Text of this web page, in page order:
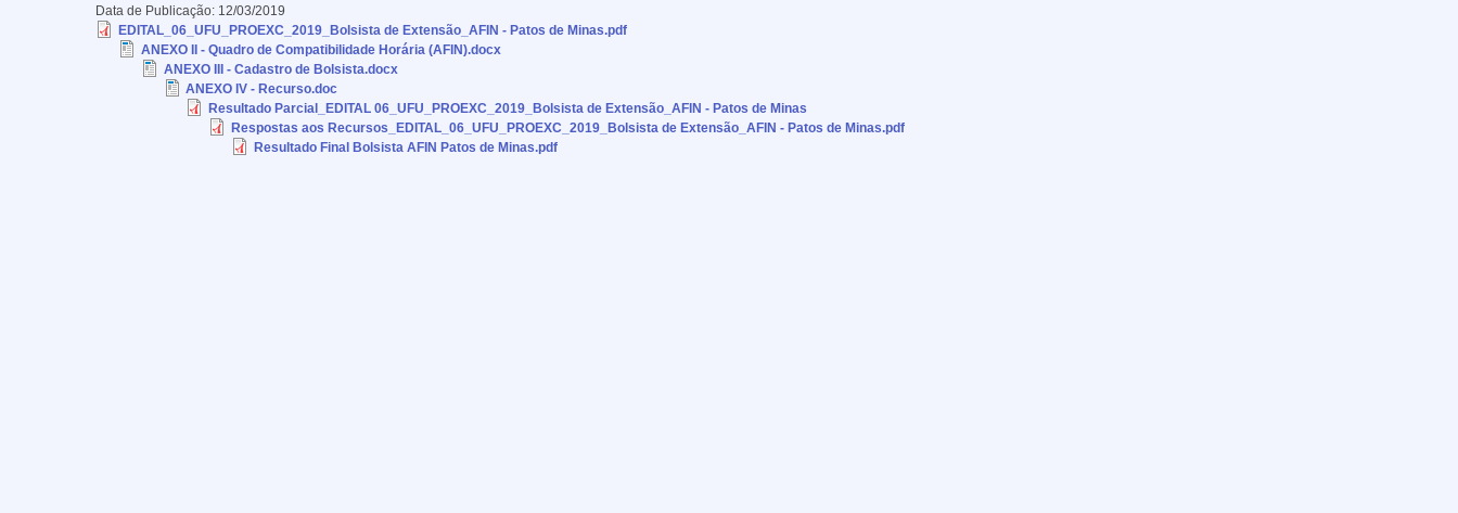
Data de Publicação: 12/03/2019
EDITAL_06_UFU_PROEXC_2019_Bolsista de Extensão_AFIN - Patos de Minas.pdf
ANEXO II - Quadro de Compatibilidade Horária (AFIN).docx
ANEXO III - Cadastro de Bolsista.docx
ANEXO IV - Recurso.doc
Resultado Parcial_EDITAL 06_UFU_PROEXC_2019_Bolsista de Extensão_AFIN - Patos de Minas
Respostas aos Recursos_EDITAL_06_UFU_PROEXC_2019_Bolsista de Extensão_AFIN - Patos de Minas.pdf
Resultado Final Bolsista AFIN Patos de Minas.pdf